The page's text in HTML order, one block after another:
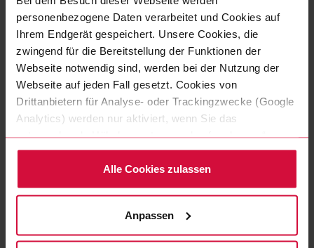
personenbezogene Daten verarbeitet und Cookies auf
Ihrem Endgerät gespeichert. Unsere Cookies, die
zwingend für die Bereitstellung der Funktionen der
Webseite notwendig sind, werden bei der Nutzung der
Webseite auf jeden Fall gesetzt. Cookies von
Drittanbietern für Analyse- oder Trackingzwecke (Google
Analytics) werden nur aktiviert, wenn Sie das
entsprechende Häkchen setzen und auf „zulassen“
klicken. Mehr dazu (einschließlich der Möglichkeit, die
Einwilligungserklärung zu widerrufen) erfahren Sie in
unserer Datenschutzerklärung.
Alle Cookies zulassen
Anpassen
KABELWICKELBAND
Coroplast 839 X
Polyestergewebeklebeband